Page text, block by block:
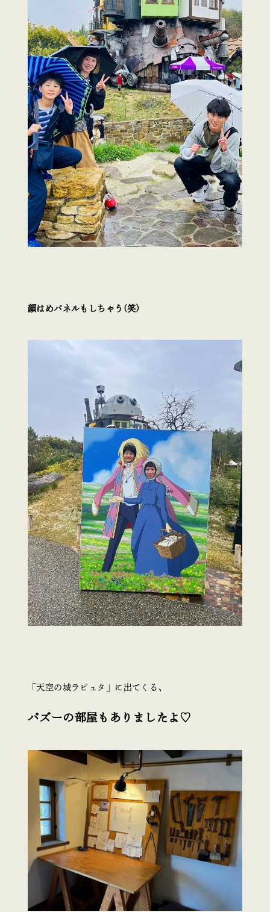
顔はめパネルもしちゃう(笑)
「天空の城ラピュタ」に出てくる、
パズーの部屋もありましたよ♡